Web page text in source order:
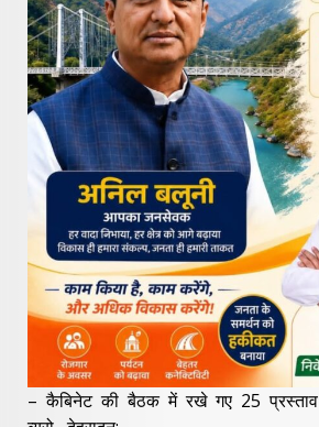
– कैबिनेट की बैठक में रखे गए 25 प्रस्ताव